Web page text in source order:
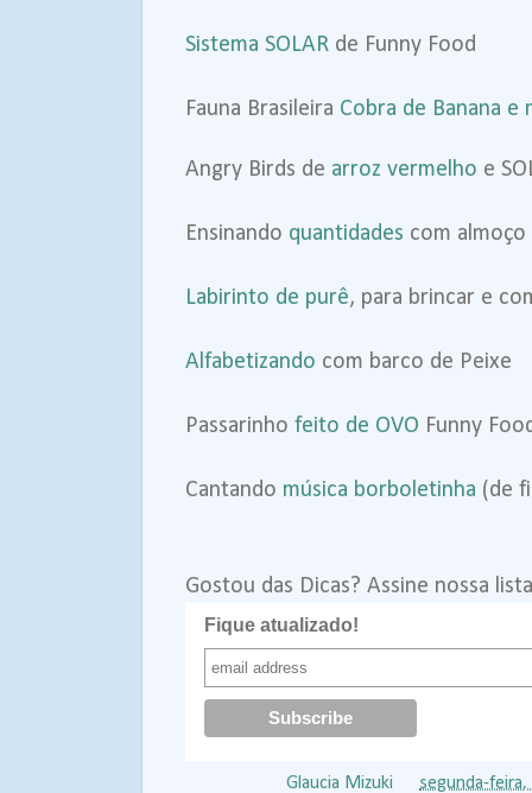
Sistema SOLAR de Funny Food
Fauna Brasileira Cobra de Banana e
Angry Birds de arroz vermelho e
Ensinando quantidades com almoço
Labirinto de purê, para brincar e
Alfabetizando com barco de Peixe
Passarinho feito de OVO Funny
Cantando música borboletinha (de
Gostou das Dicas? Assine nossa lista
Fique atualizado!
Glaucia Mizuki segunda-